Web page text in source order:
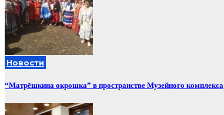
Новости
“Матрёшкина окрошка” в пространстве Музейного комплекса